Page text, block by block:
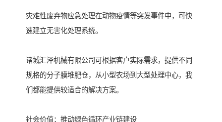
灾难性废弃物应急处理在动物疫情等突发事件中，可快
速建立无害化处理系统。
诸城汇泽机械有限公司可根据客户实际需求，提供不同
规格的分子膜堆肥仓，从小型农场到大型处理中心，我
们都能提供较适合的解决方案。
社会价值：推动绿色循环产业链建设